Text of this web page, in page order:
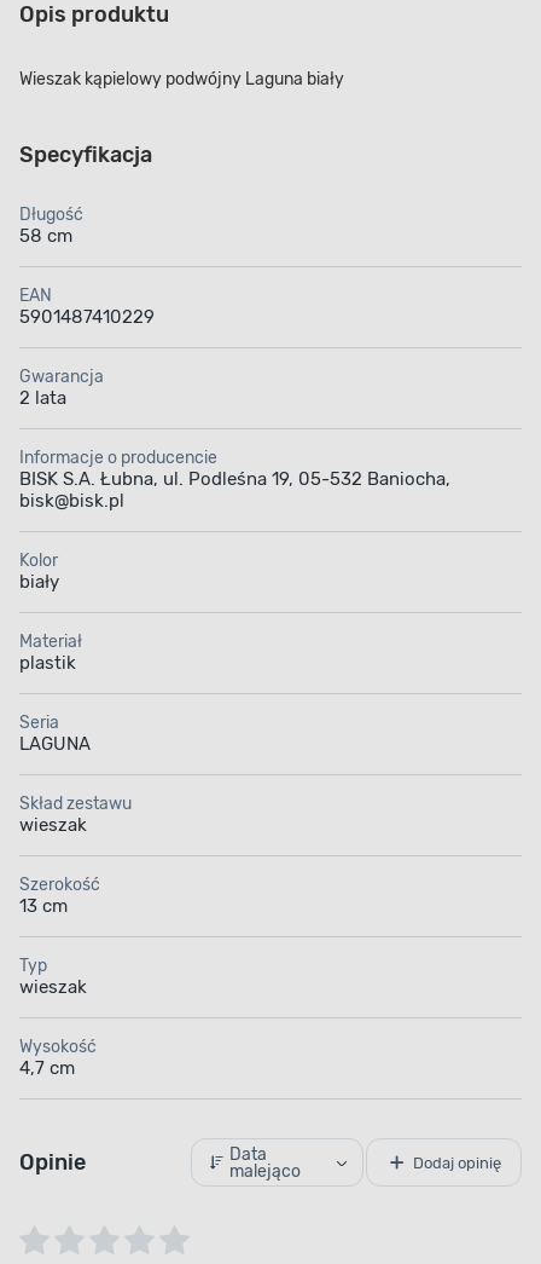
Opis produktu
Wieszak kąpielowy podwójny Laguna biały
Specyfikacja
Długość
58 cm
EAN
5901487410229
Gwarancja
2 lata
Informacje o producencie
BISK S.A. Łubna, ul. Podleśna 19, 05-532 Baniocha,
bisk@bisk.pl
Kolor
biały
Materiał
plastik
Seria
LAGUNA
Skład zestawu
wieszak
Szerokość
13 cm
Typ
wieszak
Wysokość
4,7 cm
Opinie
Data
malejąco
Dodaj opinię